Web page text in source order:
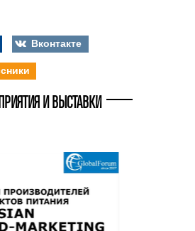
Вконтакте
И ВЫСТАВКИ